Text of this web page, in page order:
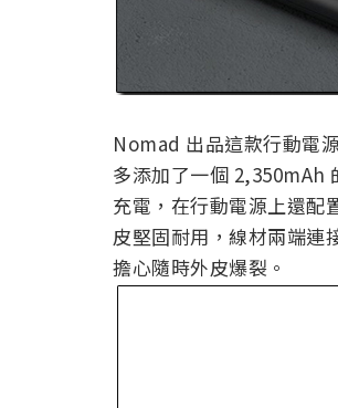
Nomad 出品這款行動電
多添加了一個 2,350mAh
充電，在行動電源上還配
皮堅固耐用，線材兩端連
擔心隨時外皮爆裂。